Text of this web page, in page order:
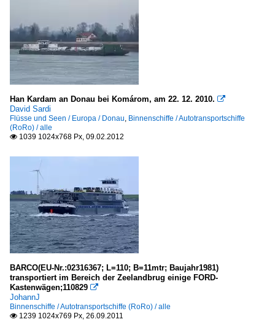
Han Kardam an Donau bei Komárom, am 22. 12. 2010. 
David Sardi
Flüsse und Seen / Europa / Donau, Binnenschiffe / Autotransportschiffe
(RoRo) / alle
 1039 1024x768 Px, 09.02.2012
BARCO(EU-Nr.:02316367; L=110; B=11mtr; Baujahr1981)
transportiert im Bereich der Zeelandbrug einige FORD-
Kastenwägen;110829 
JohannJ
Binnenschiffe / Autotransportschiffe (RoRo) / alle
 1239 1024x769 Px, 26.09.2011